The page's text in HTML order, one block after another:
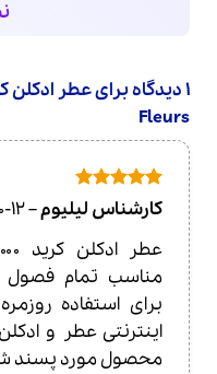
1 دیدگاه برای
Fleurs
امتیاز5
از
5
کارشناس لیلیوم–
12
مناسب تمام
برای استفاده
اینترنتی عطر و
محصول مورد پسند